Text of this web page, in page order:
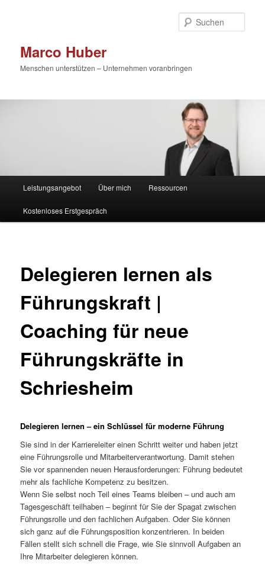
Marco Huber
Menschen unterstützen – Unternehmen voranbringen
Leistungsangebot Über mich Ressourcen
Kostenloses Erstgespräch
Delegieren lernen als
Führungskraft |
Coaching für neue
Führungskräfte in
Schriesheim
Delegieren lernen – ein Schlüssel für moderne Führung
Sie sind in der Karriereleiter einen Schritt weiter und haben jetzt
eine Führungsrolle und Mitarbeiterverantwortung. Damit stehen
Sie vor spannenden neuen Herausforderungen: Führung bedeutet
mehr als fachliche Kompetenz zu besitzen.
Wenn Sie selbst noch Teil eines Teams bleiben – und auch am
Tagesgeschäft teilhaben – beginnt für Sie der Spagat zwischen
Führungsrolle und den fachlichen Aufgaben. Oder Sie können
sich ganz auf die Führungsposition konzentrieren. In beiden
Fällen stellt sich schnell die Frage, wie Sie sinnvoll Aufgaben an
Ihre Mitarbeiter delegieren können.